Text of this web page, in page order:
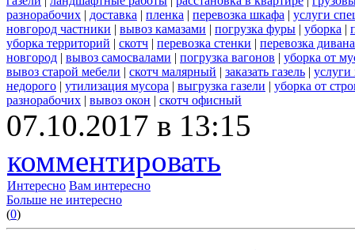
разнорабочих | доставка | пленка | перевозка шкафа | услуги
новгород частники | вывоз камазами | погрузка фуры | уборка |
уборка территорий | скотч | перевозка стенки | перевозка дивана
новгород | вывоз самосвалами | погрузка вагонов | уборка от
вывоз старой мебели | скотч малярный | заказать газель | услуги
недорого | утилизация мусора | выгрузка газели | уборка от
разнорабочих | вывоз окон | скотч офисный
07.10.2017 в 13:15
комментировать
Интересно Вам интересно
Больше не интересно
(0)